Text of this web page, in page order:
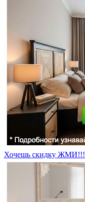
Хочешь скидку ЖМИ!!!